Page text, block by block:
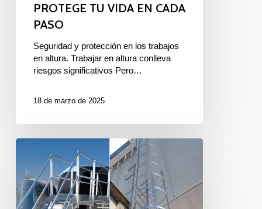
PROTEGE TU VIDA EN CADA
PASO
Seguridad y protección en los trabajos
en altura. Trabajar en altura conlleva
riesgos significativos Pero…
18 de marzo de 2025
ESCALERAS
CRINOLINA
PARA
TRABAJOS
EN